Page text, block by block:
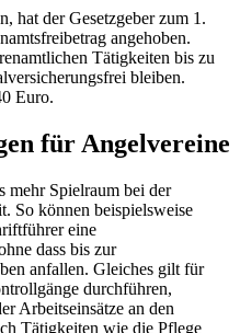
hat der Gesetzgeber zum 1.
angehoben.
Tätigkeiten bis zu
bleiben.
Euro.
für Angelvereine
mehr Spielraum bei der
So können beispielsweise
eine
dass bis zur
anfallen. Gleiches gilt für
durchführen,
Arbeitseinsätze an den
Tätigkeiten wie die Pflege